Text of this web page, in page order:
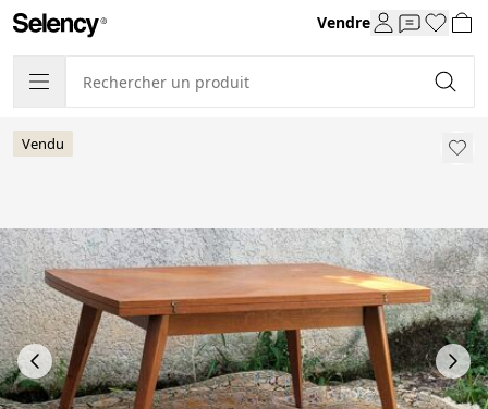
Vendre
Vendu